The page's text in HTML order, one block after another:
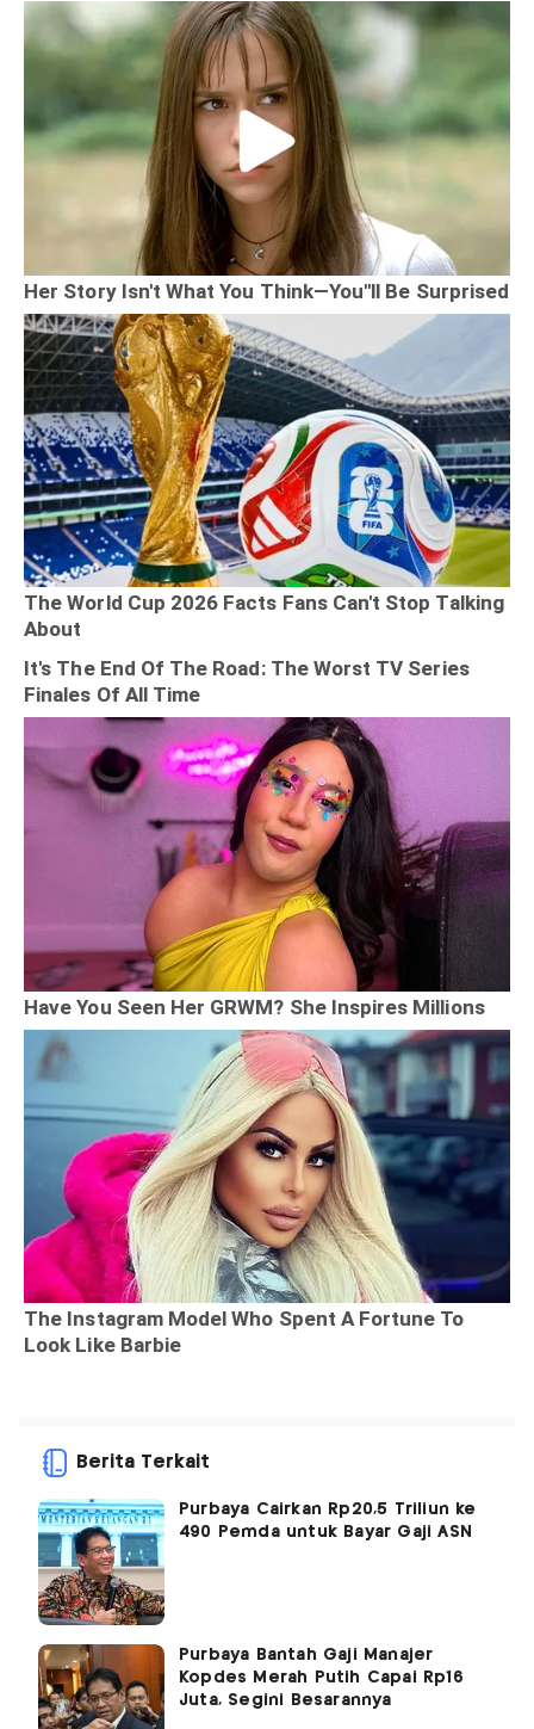
Berita Terkait
Purbaya Cairkan Rp20,5 Triliun ke
490 Pemda untuk Bayar Gaji ASN
Purbaya Bantah Gaji Manajer
Kopdes Merah Putih Capai Rp16
Juta, Segini Besarannya